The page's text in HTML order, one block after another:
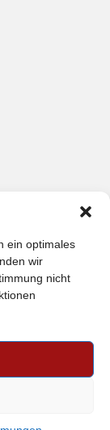
ein optimales
wir
nicht